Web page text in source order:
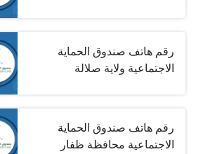
رقم هاتف صندوق الحماية
الاجتماعية ولاية صلالة
رقم هاتف صندوق الحماية
الاجتماعية محافظة ظفار